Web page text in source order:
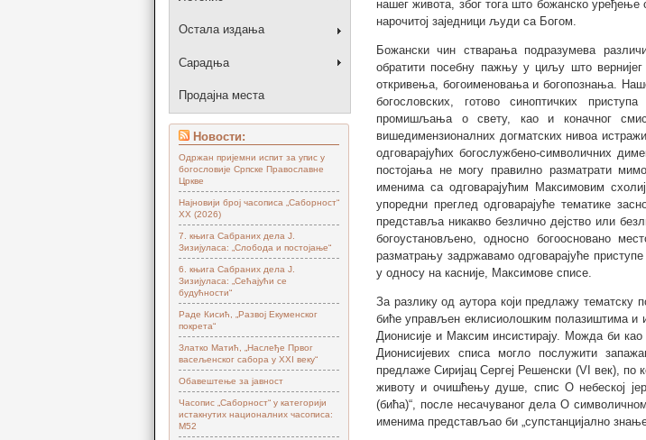
Остала издања
Сарадња
Продајна места
Новости:
Одржан пријемни испит за упис у
богословије Српске Православне
Цркве
Најновији број часописа „Саборност“
XX (2026)
7. књига Сабраних дела Ј.
Зизијуласа: „Слобода и постојање“
6. књига Сабраних дела Ј.
Зизијуласа: „Сећајући се
будућности“
Раде Кисић, „Развој Екуменског
покрета“
Златко Матић, „Наслеђе Првог
васељенског сабора у XXI веку“
Обавештење за јавност
Часопис „Саборност“ у категорији
истакнутих националних часописа:
М52
нашег живота, због тога што божанско уређење
нарочитој заједници људи са Богом.
Божански чин стварања подразумева
обратити посебну пажњу у циљу што вернијег
откривења, богоименовања и богопознања.
богословских, готово синоптичких
промишљања о свету, као и коначног
вишедимензионалних догматских нивоа
одговарајућих богослужбено-символичних
постојања не могу правилно разматрати
именима са одговарајућим Максимовим
упоредни преглед одговарајуће тематике
представља никакво безлично дејство или
богоустановљено, односно богоосновано
разматрању задржавамо одговарајуће приступе
у односу на касније, Максимове списе.
За разлику од аутора који предлажу тематску
биће управљен еклисиолошким полазиштима и
Дионисије и Максим инсистирају. Можда би као
Дионисијевих списа могло послужити
предлаже Сиријац Сергеј Решенски (VI век), по
животу и очишћењу душе, спис О небеској
(бића)“, после несачуваног дела О
именима представљао би „супстанцијално